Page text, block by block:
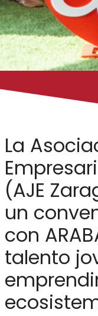
La
(AJE
un
con
talento